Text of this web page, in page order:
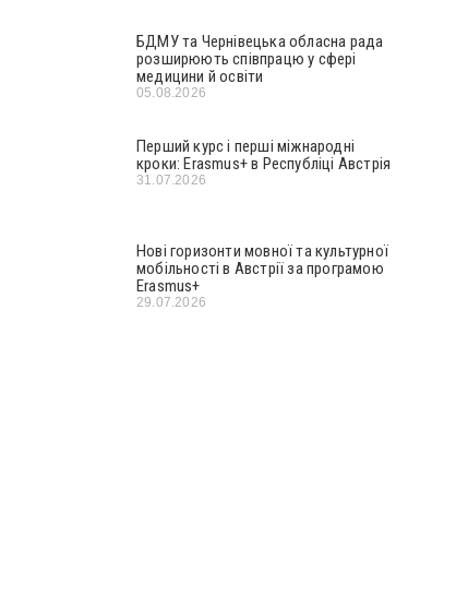
БДМУ та Чернівецька обласна рада
розширюють співпрацю у сфері
медицини й освіти
05.08.2026
Перший курс і перші міжнародні
кроки: Erasmus+ в Республіці Австрія
31.07.2026
Нові горизонти мовної та культурної
мобільності в Австрії за програмою
Erasmus+
29.07.2026